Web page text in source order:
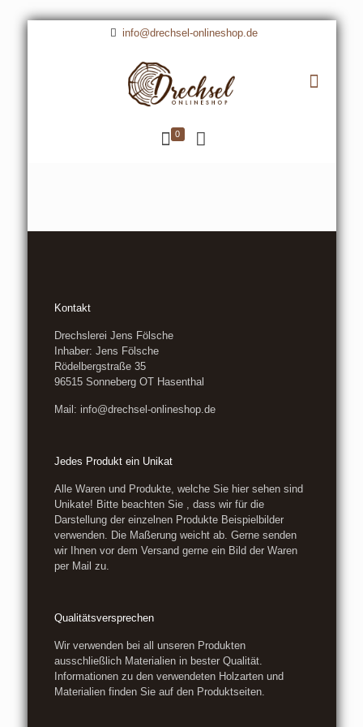
info@drechsel-onlineshop.de
0
Kontakt
Drechslerei Jens Fölsche
Inhaber: Jens Fölsche
Rödelbergstraße 35
96515 Sonneberg OT Hasenthal
Mail: info@drechsel-onlineshop.de
Jedes Produkt ein Unikat
Alle Waren und Produkte, welche Sie hier sehen sind
Unikate! Bitte beachten Sie , dass wir für die
Darstellung der einzelnen Produkte Beispielbilder
verwenden. Die Maßerung weicht ab. Gerne senden
wir Ihnen vor dem Versand gerne ein Bild der Waren
per Mail zu.
Qualitätsversprechen
Wir verwenden bei all unseren Produkten
ausschließlich Materialien in bester Qualität.
Informationen zu den verwendeten Holzarten und
Materialien finden Sie auf den Produktseiten.